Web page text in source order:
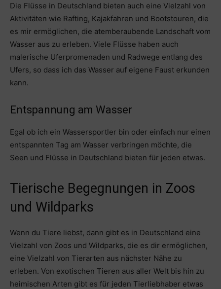
Die Flüsse in Deutschland bieten auch eine Vielzahl von
Aktivitäten wie Rafting, Kajakfahren und Bootstouren, die
es mir ermöglichen, die atemberaubende Landschaft vom
Wasser aus zu erleben. Viele Flüsse haben auch
malerische Uferpromenaden und Radwege entlang des
Ufers, so dass ich das Wasser auf eigene Faust erkunden
kann.
Entspannung am Wasser
Egal ob ich ein Wassersportler bin oder einfach nur einen
entspannten Tag am Wasser verbringen möchte, die
Seen und Flüsse in Deutschland bieten für jeden etwas.
Tierische Begegnungen in Zoos
und Wildparks
Wenn du Tiere liebst, dann gibt es in Deutschland eine
Vielzahl von Zoos und Wildparks, die es dir ermöglichen,
eine Vielzahl von Tierarten aus nächster Nähe zu
erleben. Von exotischen Tieren aus aller Welt bis hin zu
heimischen Arten gibt es für jeden Tierliebhaber etwas